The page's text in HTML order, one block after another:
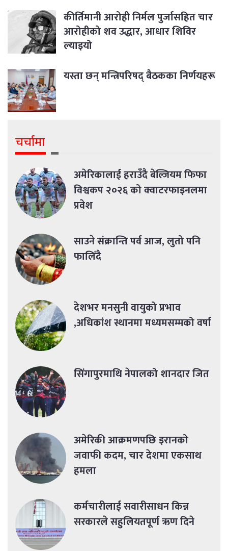
कीर्तिमानी आरोही निर्मल पुर्जासहित चार
आरोहीको शव उद्धार, आधार शिविर
ल्याइयो
यस्ता छन् मन्त्रिपरिषद् बैठकका निर्णयहरू
चर्चामा
अमेरिकालाई हराउँदै बेल्जियम फिफा
विश्वकप २०२६ को क्वाटरफाइनलमा
प्रवेश
साउने संक्रान्ति पर्व आज, लुतो पनि
फालिँदै
देशभर मनसुनी वायुको प्रभाव
,अधिकांश स्थानमा मध्यमसम्मको वर्षा
सिंगापुरमाथि नेपालको शानदार जित
अमेरिकी आक्रमणपछि इरानको
जवाफी कदम, चार देशमा एकसाथ
हमला
कर्मचारीलाई सवारीसाधन किन्न
सरकारले सहुलियतपूर्ण ऋण दिने